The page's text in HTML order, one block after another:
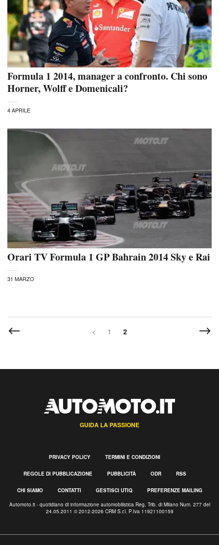
Formula 1 2014, manager a confronto. Chi sono
Horner, Wolff e Domenicali?
4 APRILE
Orari TV Formula 1 GP Bahrain 2014 Sky e Rai
31 MARZO
< 1 2
GUIDA LA PASSIONE
PRIVACY POLICY TERMINI E CONDIZIONI
REGOLE DI PUBBLICAZIONE PUBBLICITÀ ODR RSS
CHI SIAMO CONTATTI GESTISCI UTIQ PREFERENZE MAILING
Automoto.it - quotidiano di informazione automobilistica Reg. Trib. di Milano Num. 277 del
24.05.2011 © 2012-2026 CRM S.r.l. P.Iva 11921100159